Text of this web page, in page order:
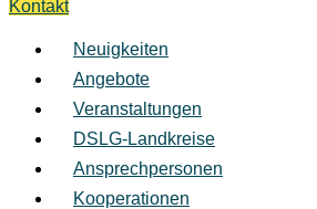
Kontakt
Neuigkeiten
Angebote
Veranstaltungen
DSLG-Landkreise
Ansprechpersonen
Kooperationen